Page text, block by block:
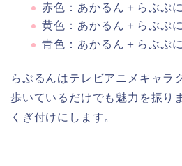
赤色：あかるん＋らぶぷ
黄色：あかるん＋らぶぷ
青色：あかるん＋らぶぷ
らぶるんはテレビアニメキャラ
歩いているだけでも魅力を振り
くぎ付けにします。